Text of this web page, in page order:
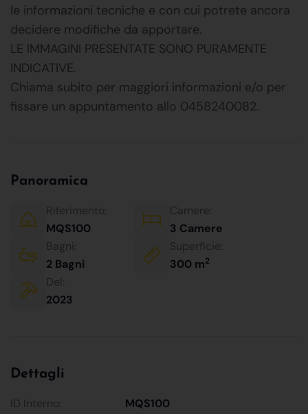
le informazioni tecniche e con cui potrete ancora
decidere modifiche da apportare.
LE IMMAGINI PRESENTATE SONO PURAMENTE
INDICATIVE.
Chiama subito per maggiori informazioni e/o per
fissare un appuntamento allo 0458240082.
Panoramica
Riferimento:
MQS100
Camere:
3 Camere
Bagni:
2 Bagni
Superficie:
300 m2
Del:
2023
Dettagli
ID Interno: MQS100